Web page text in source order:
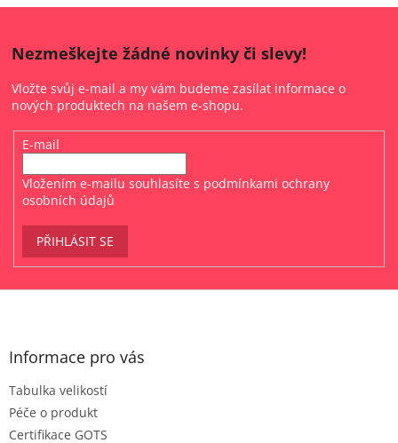
Nezmeškejte žádné novinky či slevy!
Vložte svůj e-mail a my vám budeme zasílat informace o
nových produktech na našem e-shopu.
E-mail
Vložením e-mailu souhlasíte s podmínkami ochrany
osobních údajů
PŘIHLÁSIT SE
Z
Informace pro vás
Tabulka velikostí
Péče o produkt
Certifikace GOTS